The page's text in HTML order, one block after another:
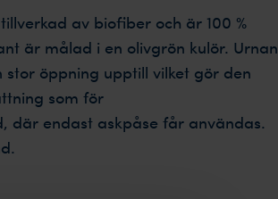
av biofiber och är 100 %
är målad i en olivgrön kulör. Urnan
öppning upptill vilket gör den
som för
där endast askpåse får användas.